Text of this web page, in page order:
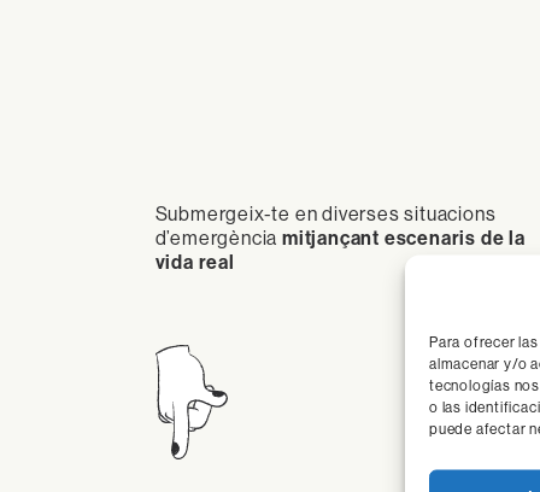
Para ofrecer
almacenar y/o
tecnologías
o las
puede afectar
Submergeix-te en diverses situacions
d’emergènciamitjançant escenaris de la
vida real